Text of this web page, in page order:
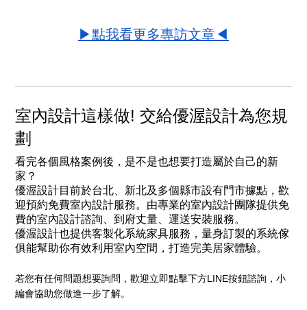
▶點我看更多專訪文章◀
室內設計這樣做! 交給優渥設計為您規
劃
看完各個風格案例後，是不是也想要打造屬於自己的新
家？
優渥設計目前於台北、新北及多個縣市設有門市據點，歡
迎預約免費室內設計服務。由專業的室內設計團隊提供免
費的室內設計諮詢、到府丈量、運送安裝服務。
優渥設計也提供客製化系統家具服務，量身訂製的系統傢
俱能幫助你有效利用室內空間，打造完美居家體驗。
若您有任何問題想要詢問，歡迎立即點擊下方LINE按鈕諮詢，小
編會協助您做進一步了解。